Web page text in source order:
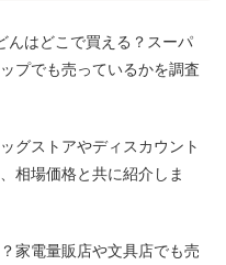
んはどこで買える？スーパ
プでも売っているかを調査
グストアやディスカウント
相場価格と共に紹介しま
家電量販店や文具店でも売